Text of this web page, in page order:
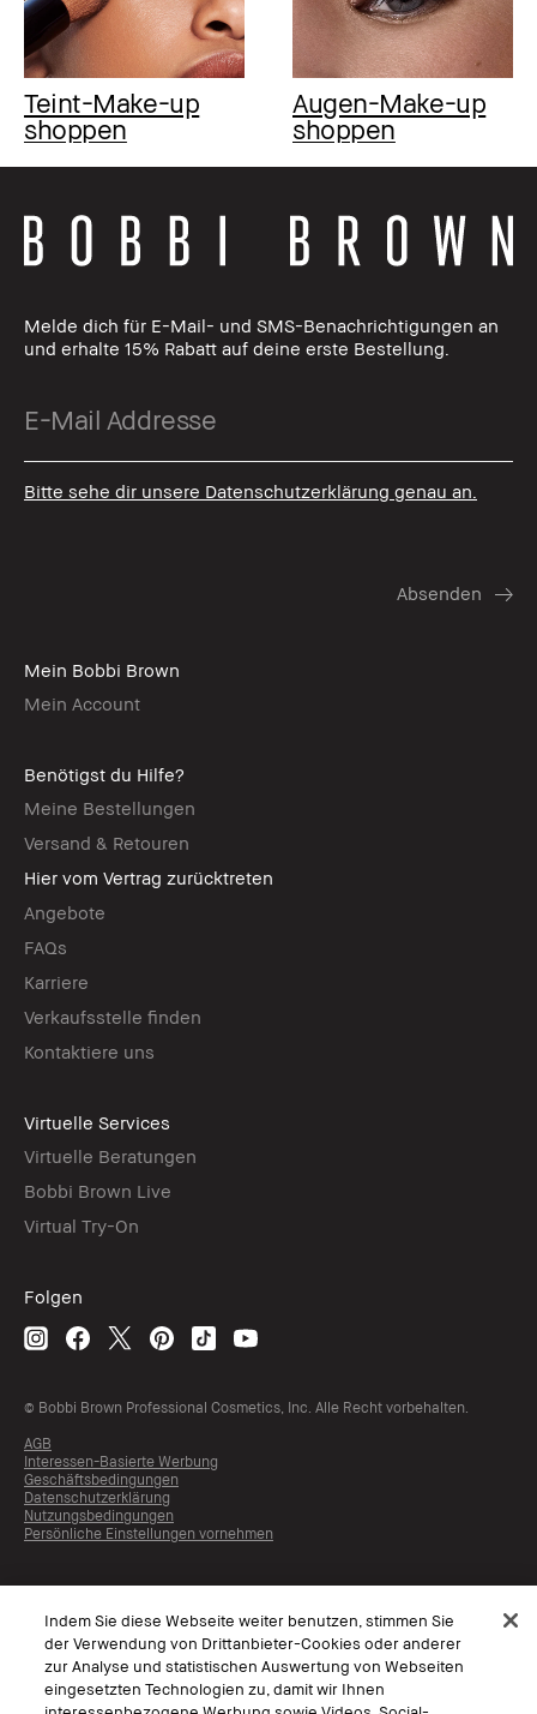
Teint-Make-up
shoppen
Augen-Make-up
shoppen
Melde dich für E-Mail- und SMS-Benachrichtigungen an
und erhalte 15% Rabatt auf deine erste Bestellung.
Bitte sehe dir unsere Datenschutzerklärung genau an.
Mein Bobbi Brown
Mein Account
Benötigst du Hilfe?
Meine Bestellungen
Versand & Retouren
Hier vom Vertrag zurücktreten
Angebote
FAQs
Karriere
Verkaufsstelle finden
Kontaktiere uns
Virtuelle Services
Virtuelle Beratungen
Bobbi Brown Live
Virtual Try-On
Folgen
© Bobbi Brown Professional Cosmetics, Inc. Alle Recht vorbehalten.
AGB
Interessen-Basierte Werbung
Geschäftsbedingungen
Datenschutzerklärung
Nutzungsbedingungen
Persönliche Einstellungen vornehmen
Indem Sie diese Webseite weiter benutzen, stimmen Sie
der Verwendung von Drittanbieter-Cookies oder anderer
zur Analyse und statistischen Auswertung von Webseiten
eingesetzten Technologien zu, damit wir Ihnen